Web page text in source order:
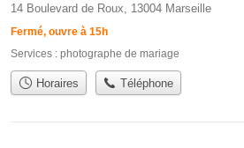
14 Boulevard de Roux, 13004 Marseille
Fermé, ouvre à 15h
Services : photographe de mariage
Horaires Téléphone